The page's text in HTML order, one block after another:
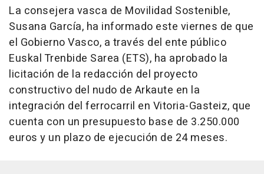
La consejera vasca de Movilidad Sostenible,
Susana García, ha informado este viernes de que
el Gobierno Vasco, a través del ente público
Euskal Trenbide Sarea (ETS), ha aprobado la
licitación de la redacción del proyecto
constructivo del nudo de Arkaute en la
integración del ferrocarril en Vitoria-Gasteiz, que
cuenta con un presupuesto base de 3.250.000
euros y un plazo de ejecución de 24 meses.